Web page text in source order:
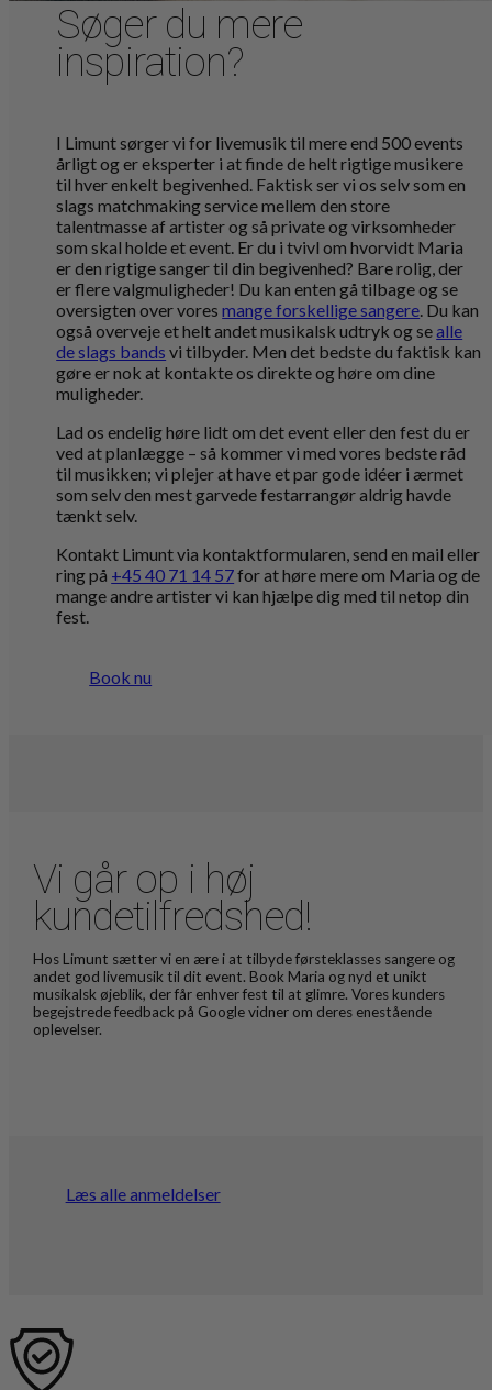
Søger du mere
inspiration?
I Limunt sørger vi for livemusik til mere end 500 events
årligt og er eksperter i at finde de helt rigtige musikere
til hver enkelt begivenhed. Faktisk ser vi os selv som en
slags matchmaking service mellem den store
talentmasse af artister og så private og virksomheder
som skal holde et event. Er du i tvivl om hvorvidt Maria
er den rigtige sanger til din begivenhed? Bare rolig, der
er flere valgmuligheder! Du kan enten gå tilbage og se
oversigten over voresmange forskellige sangere. Du kan
også overveje et helt andet musikalsk udtryk og sealle
de slags bands vi tilbyder. Men det bedste du faktisk kan
gøre er nok at kontakte os direkte og høre om dine
muligheder.
Lad os endelig høre lidt om det event eller den fest du er
ved at planlægge – så kommer vi med vores bedste råd
til musikken; vi plejer at have et par gode idéer i ærmet
som selv den mest garvede festarrangør aldrig havde
tænkt selv.
Kontakt Limunt via kontaktformularen, send en mail eller
ring på +45 40 71 14 57for at høre mere om Maria og de
mange andre artister vi kan hjælpe dig med til netop din
fest.
Book nu
Vi går op i høj
kundetilfredshed!
Hos Limunt sætter vi en ære i at tilbyde førsteklasses sangere og
andet god livemusik til dit event. Book Maria og nyd et unikt
musikalsk øjeblik, der får enhver fest til at glimre. Vores kunders
begejstrede feedback på Google vidner om deres enestående
oplevelser.
Læs alle anmeldelser